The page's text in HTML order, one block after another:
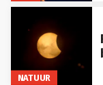
NATUUR